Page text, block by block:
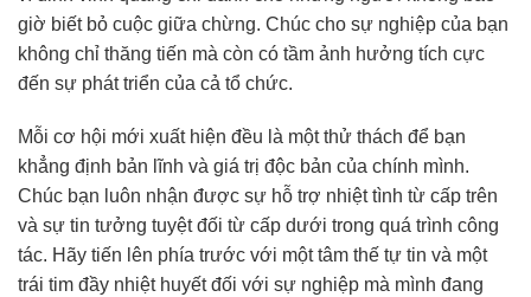
giờ biết bỏ cuộc giữa chừng. Chúc cho sự nghiệp của bạn
không chỉ thăng tiến mà còn có tầm ảnh hưởng tích cực
đến sự phát triển của cả tổ chức.
Mỗi cơ hội mới xuất hiện đều là một thử thách để bạn
khẳng định bản lĩnh và giá trị độc bản của chính mình.
Chúc bạn luôn nhận được sự hỗ trợ nhiệt tình từ cấp trên
và sự tin tưởng tuyệt đối từ cấp dưới trong quá trình công
tác. Hãy tiến lên phía trước với một tâm thế tự tin và một
trái tim đầy nhiệt huyết đối với sự nghiệp mà mình đang